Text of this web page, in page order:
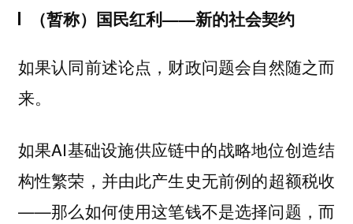
（暂称）国民红利——新的社会契约
如果认同前述论点，财政问题会自然随之而
来。
如果AI基础设施供应链中的战略地位创造结
构性繁荣，并由此产生史无前例的超额税收
——那么如何使用这笔钱不是选择问题，而